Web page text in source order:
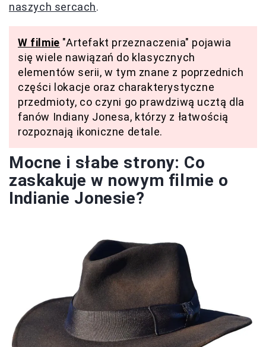
naszych sercach.
W filmie "Artefakt przeznaczenia" pojawia
się wiele nawiązań do klasycznych
elementów serii, w tym znane z poprzednich
części lokacje oraz charakterystyczne
przedmioty, co czyni go prawdziwą ucztą dla
fanów Indiany Jonesa, którzy z łatwością
rozpoznają ikoniczne detale.
Mocne i słabe strony: Co
zaskakuje w nowym filmie o
Indianie Jonesie?